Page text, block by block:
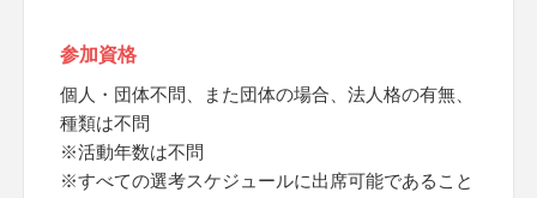
参加資格
個人・団体不問、また団体の場合、法人格の有無、
種類は不問
※活動年数は不問
※すべての選考スケジュールに出席可能であること